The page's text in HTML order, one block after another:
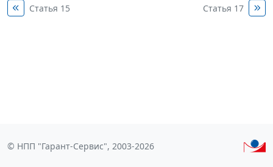
Статья 15 Статья 17
© НПП "Гарант-Сервис", 2003-2026